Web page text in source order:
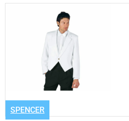
SPENCER